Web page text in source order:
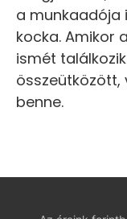
a munkaadója
kocka. Amikor
ismét
összeütközött,
benne.